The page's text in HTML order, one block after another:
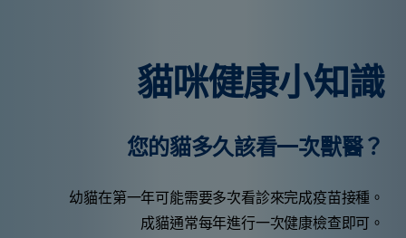
貓咪健康小知識
您的貓多久該看一次獸醫？
幼貓在第一年可能需要多次看診來完成疫苗接種。
成貓通常每年進行一次健康檢查即可。